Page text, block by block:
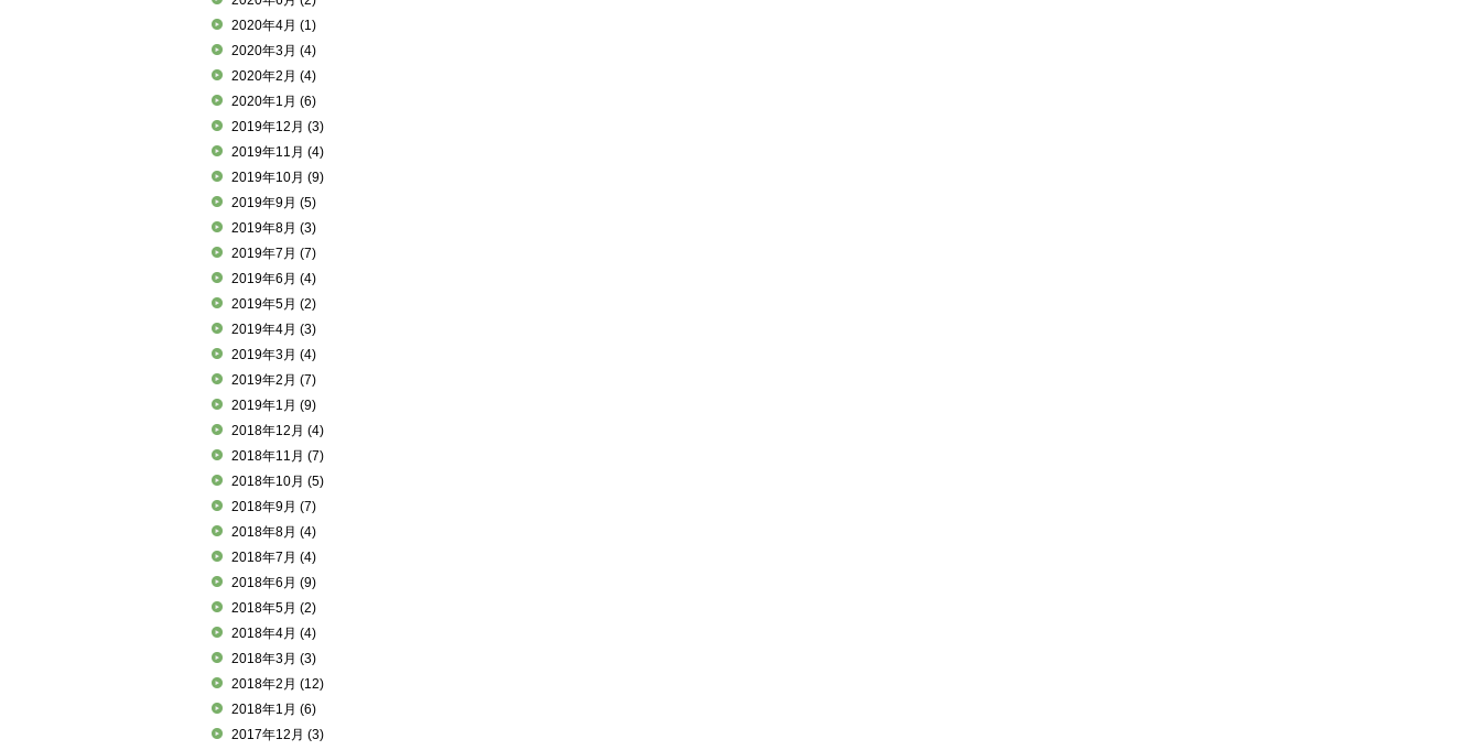
2020年4月 (1)
2020年3月 (4)
2020年2月 (4)
2020年1月 (6)
2019年12月 (3)
2019年11月 (4)
2019年10月 (9)
2019年9月 (5)
2019年8月 (3)
2019年7月 (7)
2019年6月 (4)
2019年5月 (2)
2019年4月 (3)
2019年3月 (4)
2019年2月 (7)
2019年1月 (9)
2018年12月 (4)
2018年11月 (7)
2018年10月 (5)
2018年9月 (7)
2018年8月 (4)
2018年7月 (4)
2018年6月 (9)
2018年5月 (2)
2018年4月 (4)
2018年3月 (3)
2018年2月 (12)
2018年1月 (6)
2017年12月 (3)